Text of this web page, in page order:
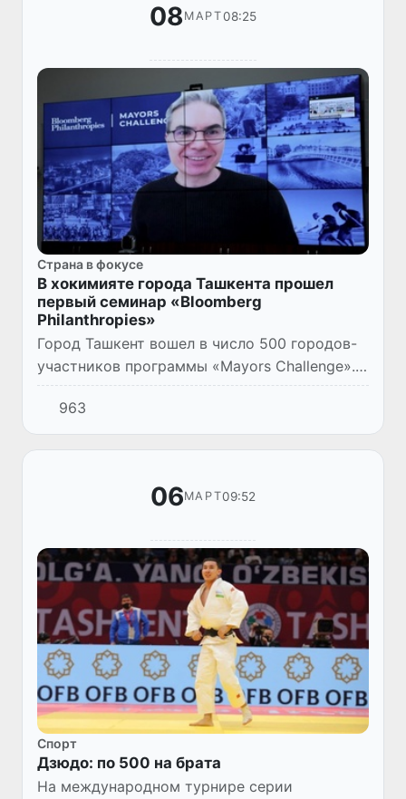
08МАРТ08:25
Страна в фокусе
В хокимияте города Ташкента прошел
первый семинар «Bloomberg
Philanthropies»
Город Ташкент вошел в число 500 городов-
участников программы «Mayors Challenge». В
ее рамках в течение года по разным
критериям будут проводиться конкурсы и
отбираться победители,...
963
06МАРТ09:52
Спорт
Дзюдо: по 500 на брата
На международном турнире серии